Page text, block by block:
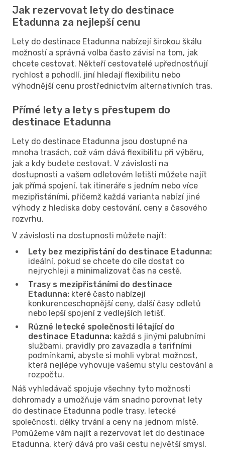
Jak rezervovat lety do destinace
Etadunna za nejlepší cenu
Lety do destinace Etadunna nabízejí širokou škálu
možností a správná volba často závisí na tom, jak
chcete cestovat. Někteří cestovatelé upřednostňují
rychlost a pohodlí, jiní hledají flexibilitu nebo
výhodnější cenu prostřednictvím alternativních tras.
Přímé lety a lety s přestupem do
destinace Etadunna
Lety do destinace Etadunna jsou dostupné na
mnoha trasách, což vám dává flexibilitu při výběru,
jak a kdy budete cestovat. V závislosti na
dostupnosti a vašem odletovém letišti můžete najít
jak přímá spojení, tak itineráře s jedním nebo více
mezipřistáními, přičemž každá varianta nabízí jiné
výhody z hlediska doby cestování, ceny a časového
rozvrhu.
V závislosti na dostupnosti můžete najít:
Lety bez mezipřistání do destinace Etadunna:
ideální, pokud se chcete do cíle dostat co
nejrychleji a minimalizovat čas na cestě.
Trasy s mezipřistáními do destinace
Etadunna: které často nabízejí
konkurenceschopnější ceny, další časy odletů
nebo lepší spojení z vedlejších letišť.
Různé letecké společnosti létající do
destinace Etadunna: každá s jinými palubními
službami, pravidly pro zavazadla a tarifními
podmínkami, abyste si mohli vybrat možnost,
která nejlépe vyhovuje vašemu stylu cestování a
rozpočtu.
Náš vyhledávač spojuje všechny tyto možnosti
dohromady a umožňuje vám snadno porovnat lety
do destinace Etadunna podle trasy, letecké
společnosti, délky trvání a ceny na jednom místě.
Pomůžeme vám najít a rezervovat let do destinace
Etadunna, který dává pro vaši cestu největší smysl.